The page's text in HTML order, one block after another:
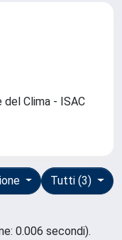
Clima - ISAC
Tutti (3)
0.006 secondi).